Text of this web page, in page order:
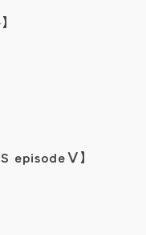
episodeⅤ】